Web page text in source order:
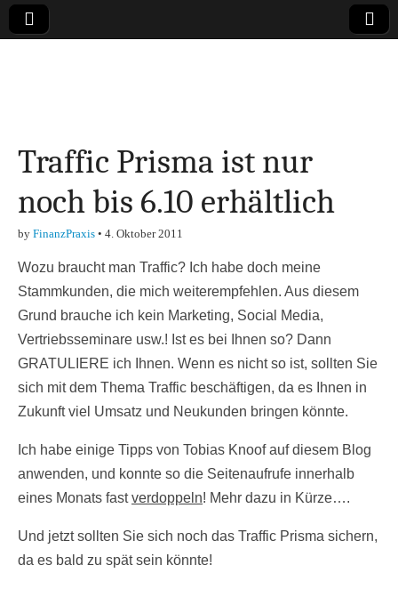
Finanzen,
Marketing-, Vertrieb-
& Investment-Tipps
Traffic Prisma ist nur
noch bis 6.10 erhältlich
by FinanzPraxis • 4. Oktober 2011
Wozu braucht man Traffic? Ich habe doch meine
Stammkunden, die mich weiterempfehlen. Aus diesem
Grund brauche ich kein Marketing, Social Media,
Vertriebsseminare usw.! Ist es bei Ihnen so? Dann
GRATULIERE ich Ihnen. Wenn es nicht so ist, sollten Sie
sich mit dem Thema Traffic beschäftigen, da es Ihnen in
Zukunft viel Umsatz und Neukunden bringen könnte.
Ich habe einige Tipps von Tobias Knoof auf diesem Blog
anwenden, und konnte so die Seitenaufrufe innerhalb
eines Monats fastverdoppeln! Mehr dazu in Kürze….
Und jetzt sollten Sie sich noch das Traffic Prisma sichern,
da es bald zu spät sein könnte!